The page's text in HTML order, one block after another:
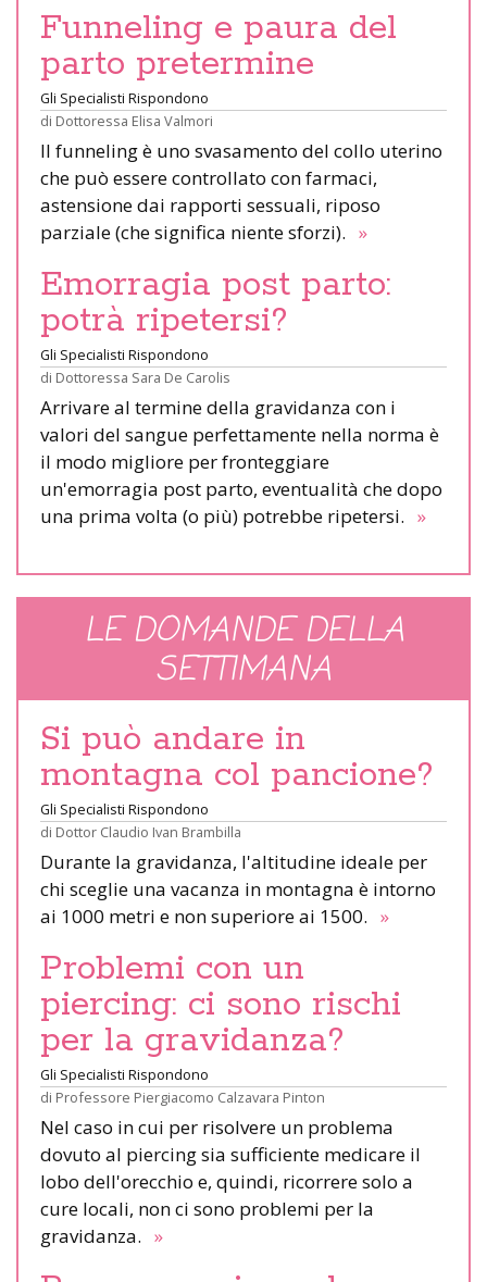
Funneling e paura del
parto pretermine
Gli Specialisti Rispondono
di Dottoressa Elisa Valmori
Il funneling è uno svasamento del collo uterino
che può essere controllato con farmaci,
astensione dai rapporti sessuali, riposo
parziale (che significa niente sforzi). »
Emorragia post parto:
potrà ripetersi?
Gli Specialisti Rispondono
di Dottoressa Sara De Carolis
Arrivare al termine della gravidanza con i
valori del sangue perfettamente nella norma è
il modo migliore per fronteggiare
un'emorragia post parto, eventualità che dopo
una prima volta (o più) potrebbe ripetersi. »
LE DOMANDE DELLA
SETTIMANA
Si può andare in
montagna col pancione?
Gli Specialisti Rispondono
di Dottor Claudio Ivan Brambilla
Durante la gravidanza, l'altitudine ideale per
chi sceglie una vacanza in montagna è intorno
ai 1000 metri e non superiore ai 1500. »
Problemi con un
piercing: ci sono rischi
per la gravidanza?
Gli Specialisti Rispondono
di Professore Piergiacomo Calzavara Pinton
Nel caso in cui per risolvere un problema
dovuto al piercing sia sufficiente medicare il
lobo dell'orecchio e, quindi, ricorrere solo a
cure locali, non ci sono problemi per la
gravidanza. »